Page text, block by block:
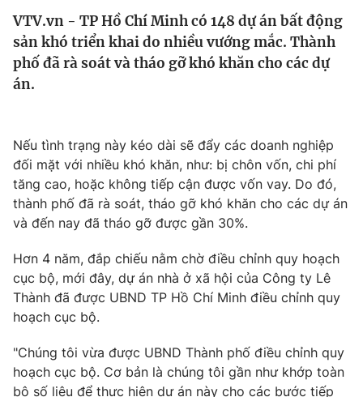
Thế giới
Tin tức
Thế giới đó đây
Kinh tế
Thị trường
Góc doanh nghiệp
Truyền hình
Phim VTV
Hậu trường
Nhân vật
Khán giả
Giải trí
Âm nhạc
Sao
Đời sống
Du lịch
Làm đẹp
Chất lượng cuộc sống
Giáo dục
Học trực tuyến
Công nghệ
Hitech Công nghệ tương lai
VTV.vn - TP Hồ Chí Minh có 148 dự án bất động
sản khó triển khai do nhiều vướng mắc. Thành
phố đã rà soát và tháo gỡ khó khăn cho các dự
án.
Nếu tình trạng này kéo dài sẽ đẩy các doanh nghiệp
đối mặt với nhiều khó khăn, như: bị chôn vốn, chi phí
tăng cao, hoặc không tiếp cận được vốn vay. Do đó,
thành phố đã rà soát, tháo gỡ khó khăn cho các dự án
và đến nay đã tháo gỡ được gần 30%.
Hơn 4 năm, đắp chiếu nằm chờ điều chỉnh quy hoạch
cục bộ, mới đây, dự án nhà ở xã hội của Công ty Lê
Thành đã được UBND TP Hồ Chí Minh điều chỉnh quy
hoạch cục bộ.
"Chúng tôi vừa được UBND Thành phố điều chỉnh quy
hoạch cục bộ. Cơ bản là chúng tôi gần như khớp toàn
bộ số liệu để thực hiện dự án này cho các bước tiếp